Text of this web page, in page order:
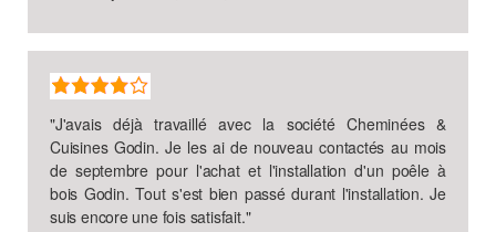
"J'avais déjà travaillé avec la société Cheminées &
Cuisines Godin. Je les ai de nouveau contactés au mois
de septembre pour l'achat et l'installation d'un poêle à
bois Godin. Tout s'est bien passé durant l'installation. Je
suis encore une fois satisfait."